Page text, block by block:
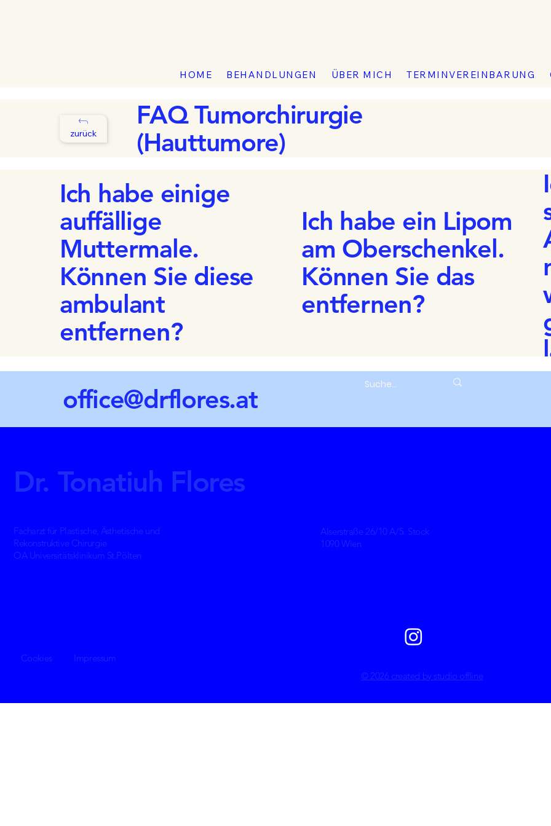
HOME BEHANDLUNGEN ÜBER MICH TERMINVEREINBARUNG
zurück
FAQ Tumorchirurgie
(Hauttumore)
Ich habe einige
auffällige
Muttermale.
Können Sie diese
ambulant
entfernen?
Ich habe ein Lipom
am Oberschenkel.
Können Sie das
entfernen?
office@drflores.at
Dr. Tonatiuh Flores
Facharzt für Plastische, Ästhetische und
Rekonstruktive Chirurgie
OA Universitätsklinikum St.Pölten
Alserstraße 26/10 A/5. Stock
1090 Wien
Cookies
Impressum
© 2026 created by studio offline